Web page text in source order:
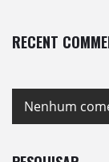
RECENT
Nenhum